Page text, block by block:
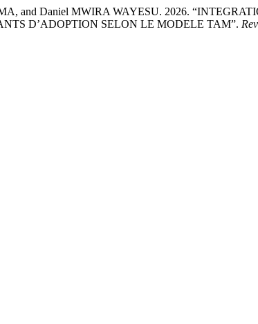
and Daniel MWIRA WAYESU. 2026.
D’ADOPTION SELON LE MODELE TAM”.